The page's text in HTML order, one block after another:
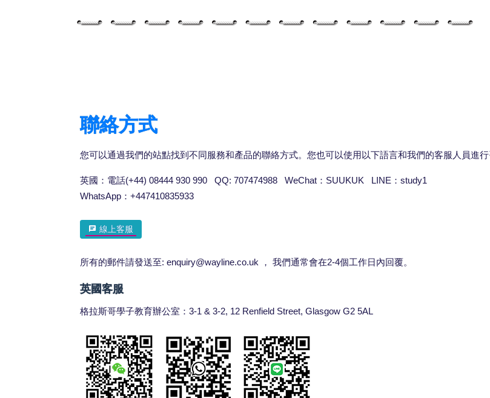
聯絡方式
您可以通過我們的站點找到不同服務和產品的聯絡方式。您也可以使用以下語言和我們的客服人員進
英國：電話(+44) 08444 930 990 QQ: 707474988 WeChat：SUUKUK LINE：study1
WhatsApp：+447410835933
線上客服
所有的郵件請發送至: enquiry@wayline.co.uk ， 我們通常會在2-4個工作日內回覆。
英國客服
格拉斯哥學子教育辦公室：3-1 & 3-2, 12 Renfield Street, Glasgow G2 5AL